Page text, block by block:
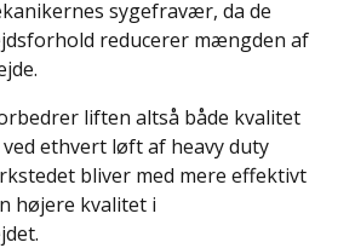
sygefravær, da de
reducerer mængden af
liften altså både kvalitet
ethvert løft af heavy duty
bliver med mere effektivt
højere kvalitet i